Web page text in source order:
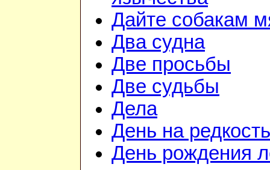
Дайте собакам
Два судна
Две просьбы
Две судьбы
Дела
День на редкость
День рождения